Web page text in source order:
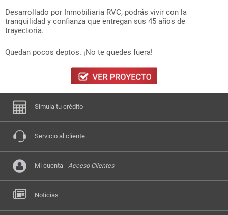
Desarrollado por Inmobiliaria RVC, podrás vivir con la
tranquilidad y confianza que entregan sus 45 años de
trayectoria.
Quedan pocos deptos. ¡No te quedes fuera!
Simula tu crédito
Servicio al cliente
Mi cuenta - Acceso Clientes
Noticias